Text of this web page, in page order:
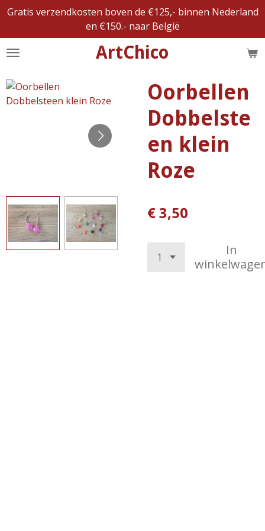
Ga
naar
de
ArtChico
Gratis verzendkosten boven de €125,- binnen Nederland
en €150.- naar België
Oorbellen
Dobbelste
en klein
Roze
€ 3,50
In